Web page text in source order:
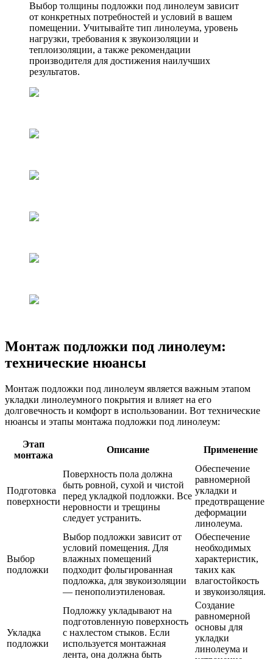
Выбор толщины подложки под линолеум зависит
от конкретных потребностей и условий в вашем
помещении. Учитывайте тип линолеума, уровень
нагрузки, требования к звукоизоляции и
теплоизоляции, а также рекомендации
производителя для достижения наилучших
результатов.
Монтаж подложки под линолеум:
технические нюансы
Монтаж подложки под линолеум является важным этапом
укладки линолеумного покрытия и влияет на его
долговечность и комфорт в использовании. Вот технические
нюансы и этапы монтажа подложки под линолеум:
Этап
монтажа
Описание Применение
Подготовка
поверхности
Поверхность пола должна
быть ровной, сухой и чистой
перед укладкой подложки. Все
неровности и трещины
следует устранить.
Обеспечение
равномерной
укладки и
предотвращение
деформации
линолеума.
Выбор
подложки
Выбор подложки зависит от
условий помещения. Для
влажных помещений
подходит фольгированная
подложка, для звукоизоляции
— пенополиэтиленовая.
Обеспечение
необходимых
характеристик,
таких как
влагостойкость
и звукоизоляция.
Укладка
подложки
Подложку укладывают на
подготовленную поверхность
с нахлестом стыков. Если
используется монтажная
лента, она должна быть
Создание
равномерной
основы для
укладки
линолеума и